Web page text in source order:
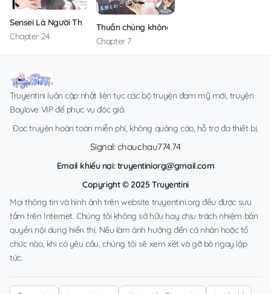
Sensei Là Người Thích Chơi Mông
Chapter 24
Thuần chủng không rung động
Chapter 7
Truyentini luôn cập nhật liên tục các bộ truyện đam mỹ mới, truyện
Boylove VIP để phục vụ độc giả.
Đọc truyện hoàn toàn miễn phí, không quảng cáo, hỗ trợ đa thiết bị.
Signal: chauchau774.74
Email khiếu nại:truyentiniorg@gmail.com
Copyright © 2025 Truyentini
Mọi thông tin và hình ảnh trên website truyentini.org đều được sưu
tầm trên Internet. Chúng tôi không sở hữu hay chịu trách nhiệm bản
quyền nội dung hiển thị. Nếu làm ảnh hưởng đến cá nhân hoặc tổ
chức nào, khi có yêu cầu, chúng tôi sẽ xem xét và gỡ bỏ ngay lập
tức.